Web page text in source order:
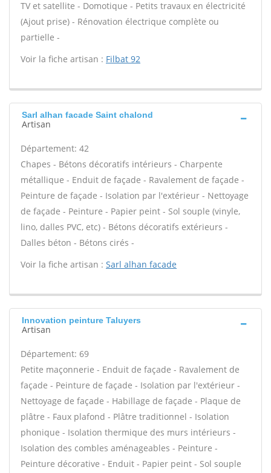
TV et satellite - Domotique - Petits travaux en électricité
(Ajout prise) - Rénovation électrique complète ou
partielle -
Voir la fiche artisan : Filbat 92
Sarl alhan facade Saint chalond
Artisan
Département: 42
Chapes - Bétons décoratifs intérieurs - Charpente
métallique - Enduit de façade - Ravalement de façade -
Peinture de façade - Isolation par l'extérieur - Nettoyage
de façade - Peinture - Papier peint - Sol souple (vinyle,
lino, dalles PVC, etc) - Bétons décoratifs extérieurs -
Dalles béton - Bétons cirés -
Voir la fiche artisan : Sarl alhan facade
Innovation peinture Taluyers
Artisan
Département: 69
Petite maçonnerie - Enduit de façade - Ravalement de
façade - Peinture de façade - Isolation par l'extérieur -
Nettoyage de façade - Habillage de façade - Plaque de
plâtre - Faux plafond - Plâtre traditionnel - Isolation
phonique - Isolation thermique des murs intérieurs -
Isolation des combles aménageables - Peinture -
Peinture décorative - Enduit - Papier peint - Sol souple